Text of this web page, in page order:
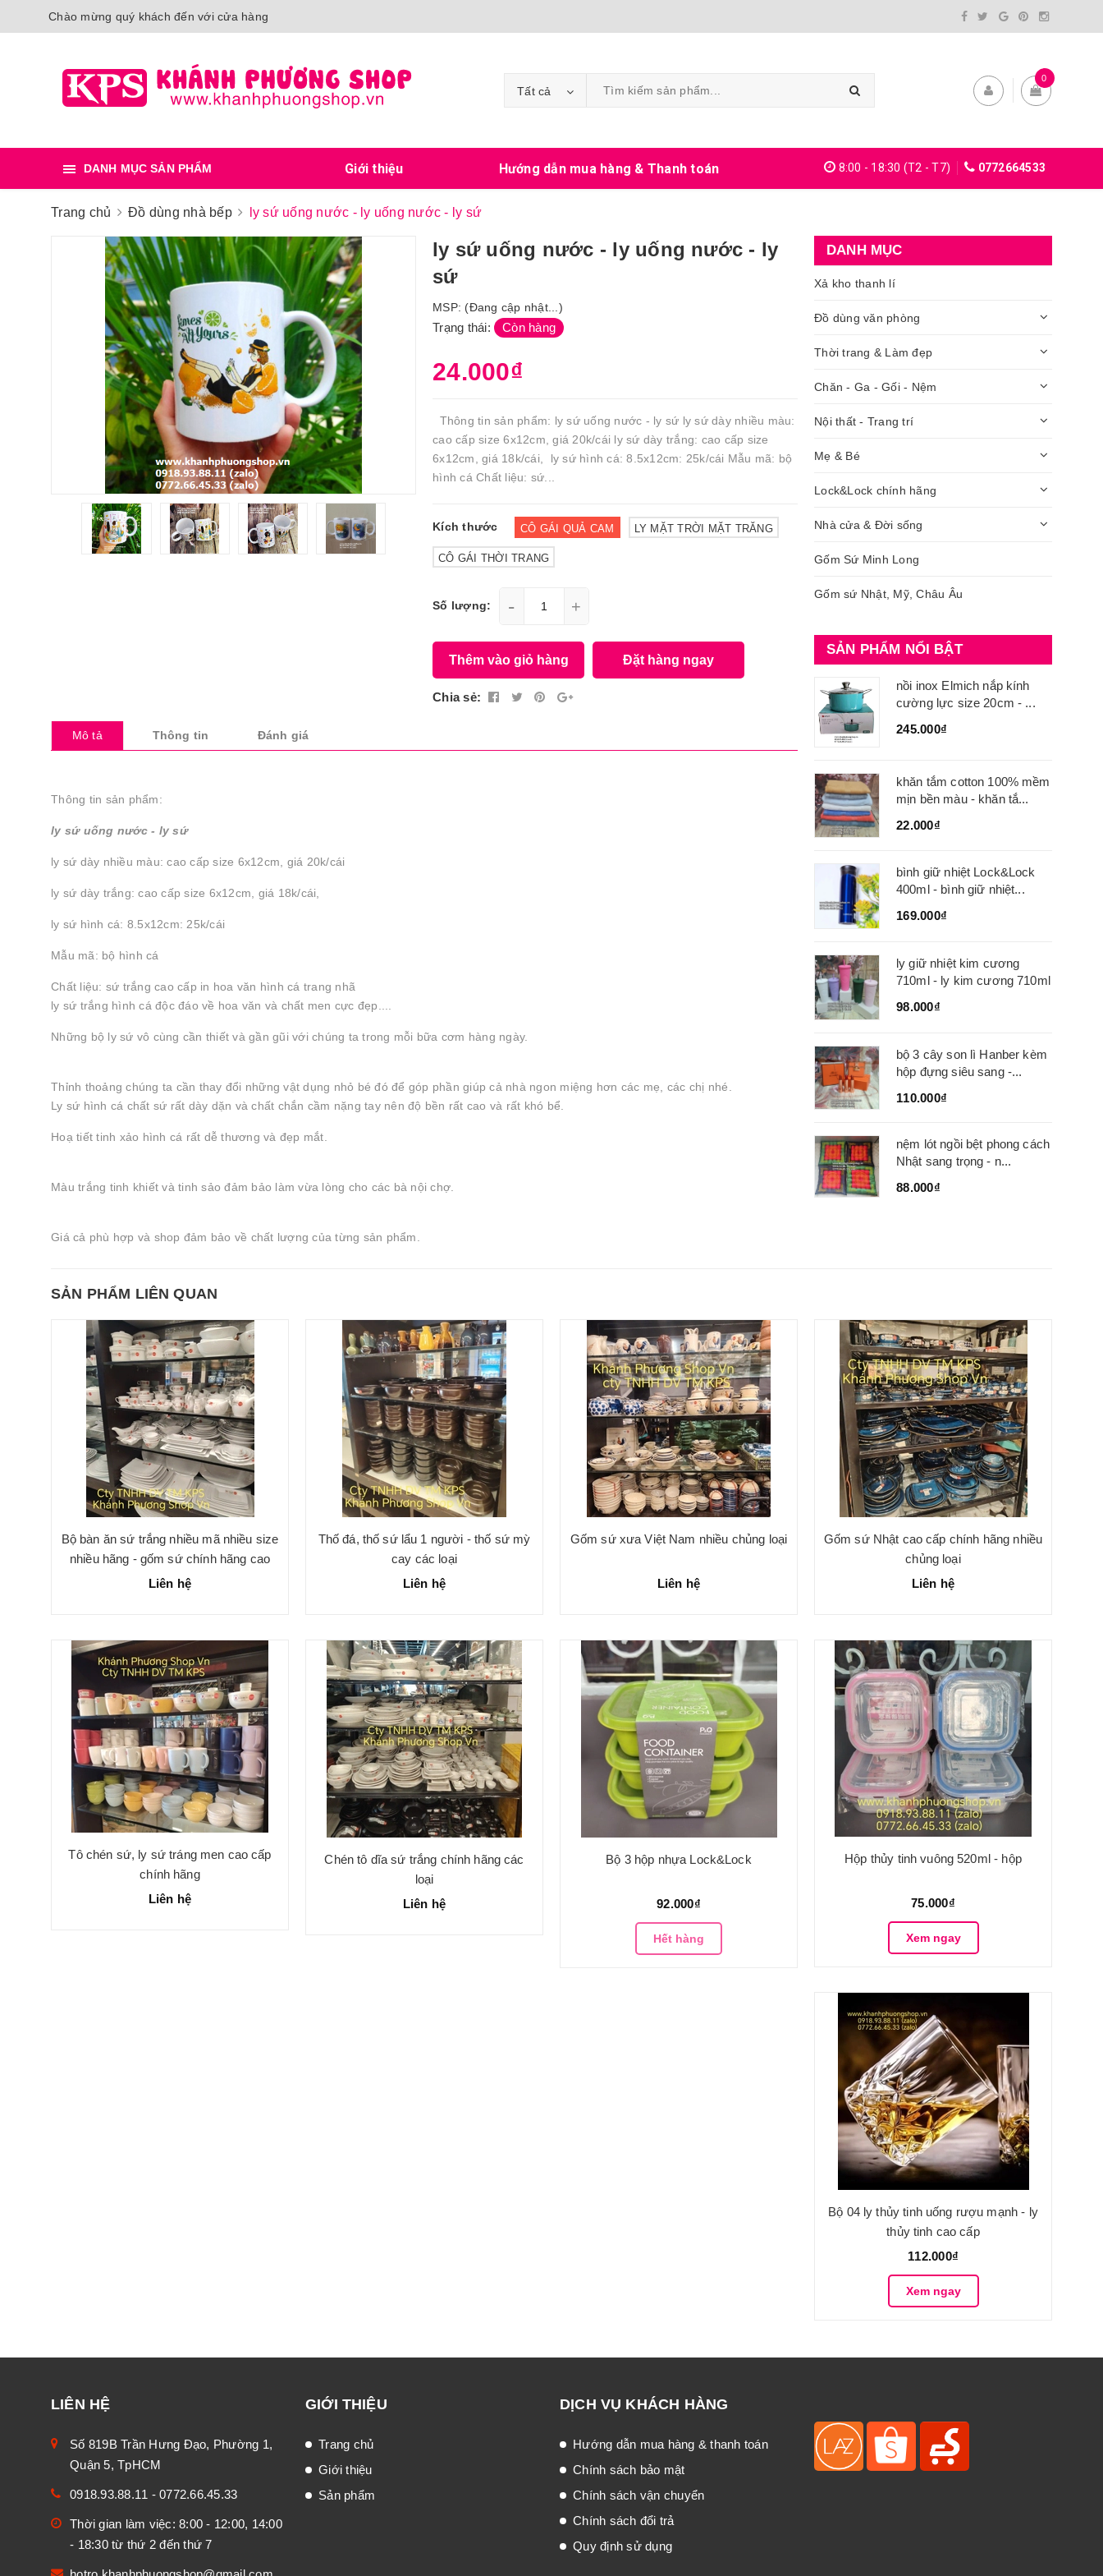
Chào mừng quý khách đến với cửa hàng
Tất cả
0
DANH MỤC SẢN PHẨM Giới thiệu Hướng dẫn mua hàng & Thanh toán 8:00 - 18:30 (T2 - T7) 0772664533
Trang chủ Đồ dùng nhà bếp ly sứ uống nước - ly uống nước - ly sứ
ly sứ uống nước - ly uống nước - ly
sứ
MSP: (Đang cập nhật...)
Trạng thái: Còn hàng
24.000₫
Thông tin sản phẩm: ly sứ uống nước - ly sứ ly sứ dày nhiều màu:
cao cấp size 6x12cm, giá 20k/cái ly sứ dày trắng: cao cấp size
6x12cm, giá 18k/cái, ly sứ hình cá: 8.5x12cm: 25k/cái Mẫu mã: bộ
hình cá Chất liệu: sứ...
Kích thước CÔ GÁI QUẢ CAM LY MẶT TRỜI MẶT TRĂNG
CÔ GÁI THỜI TRANG
Số lượng: - +
Thêm vào giỏ hàng Đặt hàng ngay
Chia sẻ:
Mô tả Thông tin Đánh giá
Thông tin sản phẩm:
ly sứ uống nước - ly sứ
ly sứ dày nhiều màu: cao cấp size 6x12cm, giá 20k/cái
ly sứ dày trắng: cao cấp size 6x12cm, giá 18k/cái,
ly sứ hình cá: 8.5x12cm: 25k/cái
Mẫu mã: bộ hình cá
Chất liệu: sứ trắng cao cấp in hoa văn hình cá trang nhã
ly sứ trắng hình cá độc đáo về hoa văn và chất men cực đẹp....
Những bộ ly sứ vô cùng cần thiết và gần gũi với chúng ta trong mỗi bữa cơm hàng ngày.
Thỉnh thoảng chúng ta cần thay đổi những vật dụng nhỏ bé đó để góp phần giúp cả nhà ngon miệng hơn các mẹ, các chị nhé.
Ly sứ hình cá chất sứ rất dày dặn và chất chắn cầm nặng tay nên độ bền rất cao và rất khó bể.
Hoạ tiết tinh xảo hình cá rất dễ thương và đẹp mắt.
Màu trắng tinh khiết và tinh sảo đảm bảo làm vừa lòng cho các bà nội chợ.
Giá cả phù hợp và shop đảm bảo về chất lượng của từng sản phẩm.
DANH MỤC
Xả kho thanh lí
Đồ dùng văn phòng
Thời trang & Làm đẹp
Chăn - Ga - Gối - Nệm
Nội thất - Trang trí
Mẹ & Bé
Lock&Lock chính hãng
Nhà cửa & Đời sống
Gốm Sứ Minh Long
Gốm sứ Nhật, Mỹ, Châu Âu
SẢN PHẨM NỔI BẬT
nồi inox Elmich nắp kính
cường lực size 20cm - ...
245.000₫
khăn tắm cotton 100% mềm
mịn bền màu - khăn tắ...
22.000₫
bình giữ nhiệt Lock&Lock
400ml - bình giữ nhiệt...
169.000₫
ly giữ nhiệt kim cương
710ml - ly kim cương 710ml
98.000₫
bộ 3 cây son lì Hanber kèm
hộp đựng siêu sang -...
110.000₫
nệm lót ngồi bệt phong cách
Nhật sang trọng - n...
88.000₫
SẢN PHẨM LIÊN QUAN
Bộ bàn ăn sứ trắng nhiều mã nhiều size
nhiều hãng - gốm sứ chính hãng cao
cấp
Liên hệ
Thố đá, thố sứ lẩu 1 người - thố sứ mỳ
cay các loại
Liên hệ
Gốm sứ xưa Việt Nam nhiều chủng loại
Liên hệ
Gốm sứ Nhật cao cấp chính hãng nhiều
chủng loại
Liên hệ
Tô chén sứ, ly sứ tráng men cao cấp
chính hãng
Liên hệ
Chén tô dĩa sứ trắng chính hãng các
loại
Liên hệ
Bộ 3 hộp nhựa Lock&Lock
92.000₫
Hết hàng
Hộp thủy tinh vuông 520ml - hộp
75.000₫
Xem ngay
Bộ 04 ly thủy tinh uống rượu mạnh - ly
thủy tinh cao cấp
112.000₫
Xem ngay
LIÊN HỆ
Số 819B Trần Hưng Đạo, Phường 1,
Quận 5, TpHCM
0918.93.88.11 - 0772.66.45.33
Thời gian làm việc: 8:00 - 12:00, 14:00
- 18:30 từ thứ 2 đến thứ 7
GIỚI THIỆU
Trang chủ
Giới thiệu
Sản phẩm
DỊCH VỤ KHÁCH HÀNG
Hướng dẫn mua hàng & thanh toán
Chính sách bảo mật
Chính sách vận chuyển
Chính sách đổi trả
Quy định sử dụng